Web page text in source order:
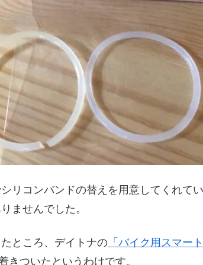
リコンバンドの替えを用意してくれて
ませんでした。
ところ、デイトナの 「バイク用スマー
きついたというわけです。